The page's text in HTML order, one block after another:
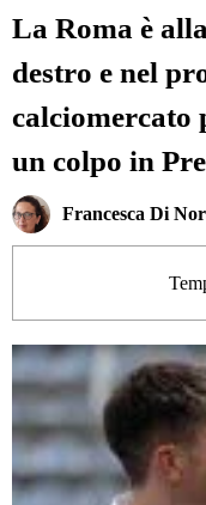
La Roma è
destro e nel
calciomercato
un colpo in
Francesca Di